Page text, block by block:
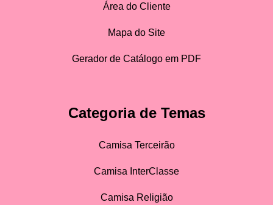
Área do Cliente
Mapa do Site
Gerador de Catálogo em PDF
Categoria de Temas
Camisa Terceirão
Camisa InterClasse
Camisa Religião